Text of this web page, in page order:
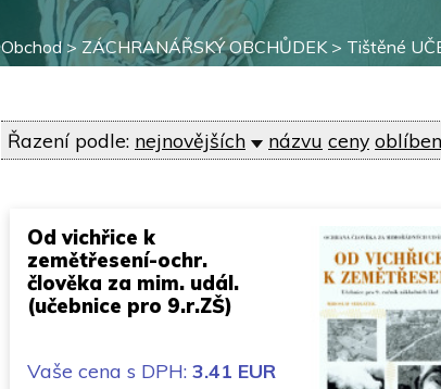
Obchod > ZÁCHRANÁŘSKÝ OBCHŮDEK> Tištěné
Řazení podle: nejnovějších názvu ceny
Od vichřice k
zemětřesení-ochr.
člověka za mim. udál.
(učebnice pro 9.r.ZŠ)
Vaše cena s DPH: 3.41 EUR